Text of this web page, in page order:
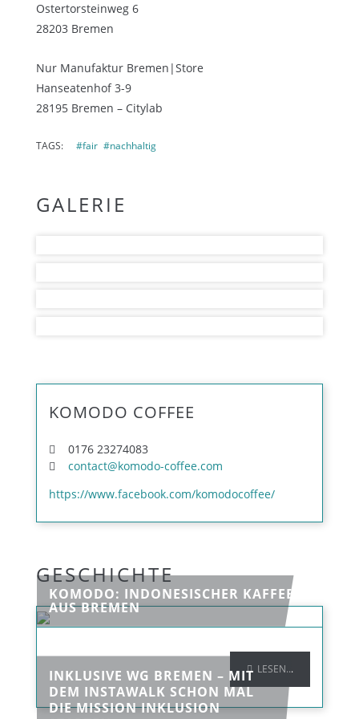
Ostertorsteinweg 6
28203 Bremen
Nur Manufaktur Bremen|Store
Hanseatenhof 3-9
28195 Bremen – Citylab
TAGS: #fair #nachhaltig
GALERIE
KOMODO COFFEE
0176 23274083
contact@komodo-coffee.com
https://www.facebook.com/komodocoffee/
GESCHICHTE
KOMODO: INDONESISCHER KAFFEE
AUS BREMEN
LESEN...
INKLUSIVE WG BREMEN – MIT
DEM INSTAWALK SCHON MAL
DIE MISSION INKLUSION